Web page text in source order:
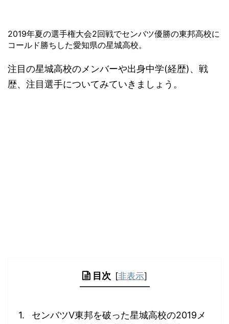
2019年夏の選手権大会2回戦でセンバツ優勝の東邦高校に
コールド勝ちした愛知県の星城高校。
注目の星城高校のメンバーや出身中学(経歴)、戦
歴、注目選手についてみていきましょう。
目次 [非表示]
センバツⅤ東邦を破った星城高校の2019メ